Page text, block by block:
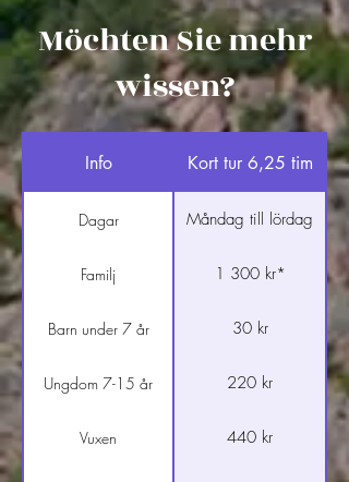
Möchten Sie mehr
wissen?
Info Kort tur 6,25 tim
Dagar Måndag till lördag
Familj 1 300 kr*
Barn under 7 år 30 kr
Ungdom 7-15 år 220 kr
Vuxen 440 kr